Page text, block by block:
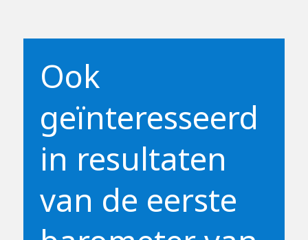
Ook
geïnteresseerd
in resultaten
van de eerste